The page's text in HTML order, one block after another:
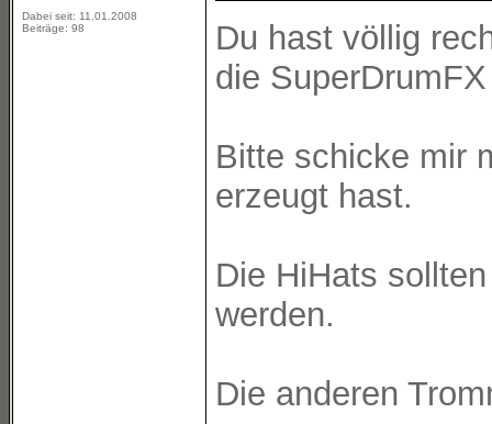
Dabei seit: 11.01.2008
Beiträge: 98
Du hast völlig
die
Bitte schicke mir
erzeugt hast.
Die HiHats
werden.
Die anderen